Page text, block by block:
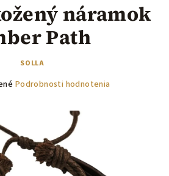
košík
náramok
Path
SOLLA
Podrobnosti hodnotenia